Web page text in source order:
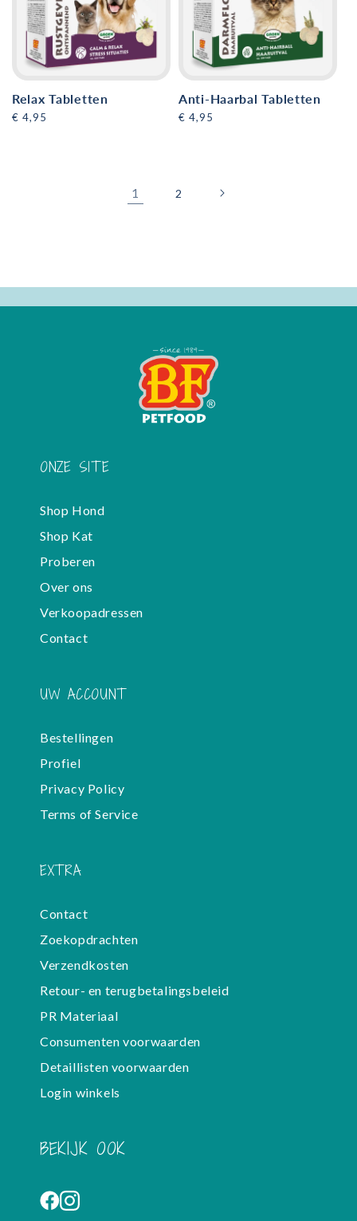
Relax Tabletten
Normale
€ 4,95
Anti-Haarbal Tabletten
Normale
€ 4,95
1 2
ONZE SITE
Shop Hond
Shop Kat
Proberen
Over ons
Verkoopadressen
Contact
UW ACCOUNT
Bestellingen
Profiel
Privacy Policy
Terms of Service
EXTRA
Contact
Zoekopdrachten
Verzendkosten
Retour- en terugbetalingsbeleid
PR Materiaal
Consumenten voorwaarden
Detaillisten voorwaarden
Login winkels
BEKIJK OOK